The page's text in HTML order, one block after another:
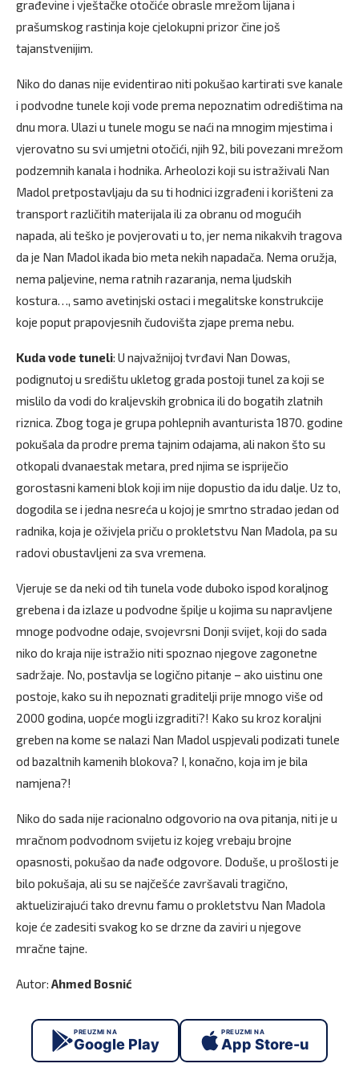
građevine i vještačke otočiće obrasle mrežom lijana i
prašumskog rastinja koje cjelokupni prizor čine još
tajanstvenijim.
Niko do danas nije evidentirao niti pokušao kartirati sve kanale
i podvodne tunele koji vode prema nepoznatim odredištima na
dnu mora. Ulazi u tunele mogu se naći na mnogim mjestima i
vjerovatno su svi umjetni otočići, njih 92, bili povezani mrežom
podzemnih kanala i hodnika. Arheolozi koji su istraživali Nan
Madol pretpostavljaju da su ti hodnici izgrađeni i korišteni za
transport različitih materijala ili za obranu od mogućih
napada, ali teško je povjerovati u to, jer nema nikakvih tragova
da je Nan Madol ikada bio meta nekih napadača. Nema oružja,
nema paljevine, nema ratnih razaranja, nema ljudskih
kostura…, samo avetinjski ostaci i megalitske konstrukcije
koje poput prapovjesnih čudovišta zjape prema nebu.
Kuda vode tuneli: U najvažnijoj tvrđavi Nan Dowas,
podignutoj u središtu ukletog grada postoji tunel za koji se
mislilo da vodi do kraljevskih grobnica ili do bogatih zlatnih
riznica. Zbog toga je grupa pohlepnih avanturista 1870. godine
pokušala da prodre prema tajnim odajama, ali nakon što su
otkopali dvanaestak metara, pred njima se ispriječio
gorostasni kameni blok koji im nije dopustio da idu dalje. Uz to,
dogodila se i jedna nesreća u kojoj je smrtno stradao jedan od
radnika, koja je oživjela priču o prokletstvu Nan Madola, pa su
radovi obustavljeni za sva vremena.
Vjeruje se da neki od tih tunela vode duboko ispod koraljnog
grebena i da izlaze u podvodne špilje u kojima su napravljene
mnoge podvodne odaje, svojevrsni Donji svijet, koji do sada
niko do kraja nije istražio niti spoznao njegove zagonetne
sadržaje. No, postavlja se logično pitanje – ako uistinu one
postoje, kako su ih nepoznati graditelji prije mnogo više od
2000 godina, uopće mogli izgraditi?! Kako su kroz koraljni
greben na kome se nalazi Nan Madol uspjevali podizati tunele
od bazaltnih kamenih blokova? I, konačno, koja im je bila
namjena?!
Niko do sada nije racionalno odgovorio na ova pitanja, niti je u
mračnom podvodnom svijetu iz kojeg vrebaju brojne
opasnosti, pokušao da nađe odgovore. Doduše, u prošlosti je
bilo pokušaja, ali su se najčešće završavali tragično,
aktuelizirajući tako drevnu famu o prokletstvu Nan Madola
koje će zadesiti svakog ko se drzne da zaviri u njegove
mračne tajne.
Autor: Ahmed Bosnić
PREUZMI NA
Google Play
PREUZMI NA
App Store-u